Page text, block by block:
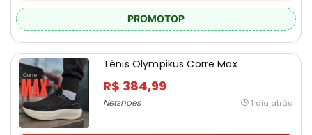
PROMOTOP
Tênis Olympikus Corre Max
R$ 384,99
Netshoes 1 dia atrás